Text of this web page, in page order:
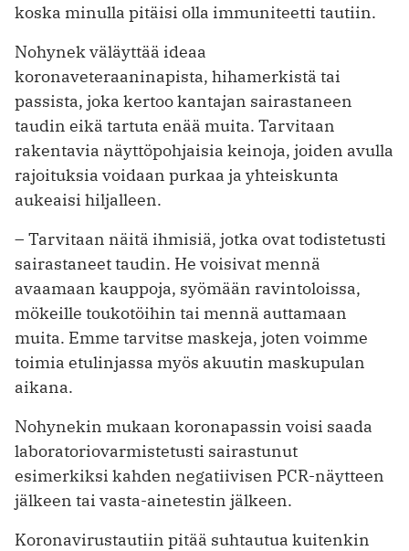
koska minulla pitäisi olla immuniteetti tautiin.
Nohynek väläyttää ideaa
koronaveteraaninapista, hihamerkistä tai
passista, joka kertoo kantajan sairastaneen
taudin eikä tartuta enää muita. Tarvitaan
rakentavia näyttöpohjaisia keinoja, joiden avulla
rajoituksia voidaan purkaa ja yhteiskunta
aukeaisi hiljalleen.
– Tarvitaan näitä ihmisiä, jotka ovat todistetusti
sairastaneet taudin. He voisivat mennä
avaamaan kauppoja, syömään ravintoloissa,
mökeille toukotöihin tai mennä auttamaan
muita. Emme tarvitse maskeja, joten voimme
toimia etulinjassa myös akuutin maskupulan
aikana.
Nohynekin mukaan koronapassin voisi saada
laboratoriovarmistetusti sairastunut
esimerkiksi kahden negatiivisen PCR-näytteen
jälkeen tai vasta-ainetestin jälkeen.
Koronavirustautiin pitää suhtautua kuitenkin